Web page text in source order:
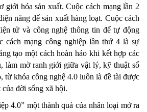
giới hóa sản xuất. Cuộc cách mạng lần 2
năng để sản xuất hàng loạt. Cuộc cách
tử và công nghệ thông tin để tự động
cách mạng công nghiệp lần thứ 4 là sự
tạo một cách hoàn hảo khi kết hợp các
làm mờ ranh giới giữa vật lý, kỹ thuật số
từ khóa công nghệ 4.0 luôn là đề tài được
đời sống xã hội.
4.0” một thành quả của nhân loại mở ra